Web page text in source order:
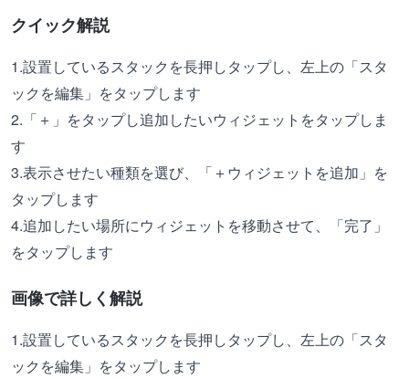
クイック解説
1.設置しているスタックを長押しタップし、左上の「スタ
ックを編集」をタップします
2.「＋」をタップし追加したいウィジェットをタップしま
す
3.表示させたい種類を選び、「＋ウィジェットを追加」を
タップします
4.追加したい場所にウィジェットを移動させて、「完了」
をタップします
画像で詳しく解説
1.設置しているスタックを長押しタップし、左上の「スタ
ックを編集」をタップします